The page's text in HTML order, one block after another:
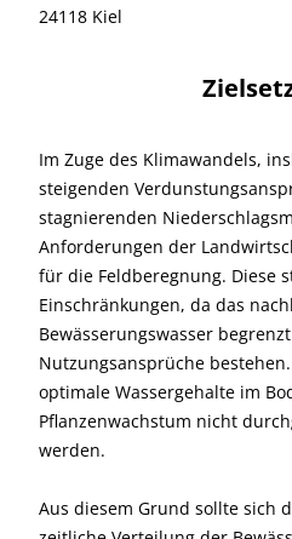
24118 Kiel
Im Zuge des Klimawandels,
steigenden
stagnierenden
Anforderungen der
für die Feldberegnung. Diese
Einschränkungen, da das
Bewässerungswasser
Nutzungsansprüche
optimale Wassergehalte im
Pflanzenwachstum nicht
werden.
Aus diesem Grund sollte sich